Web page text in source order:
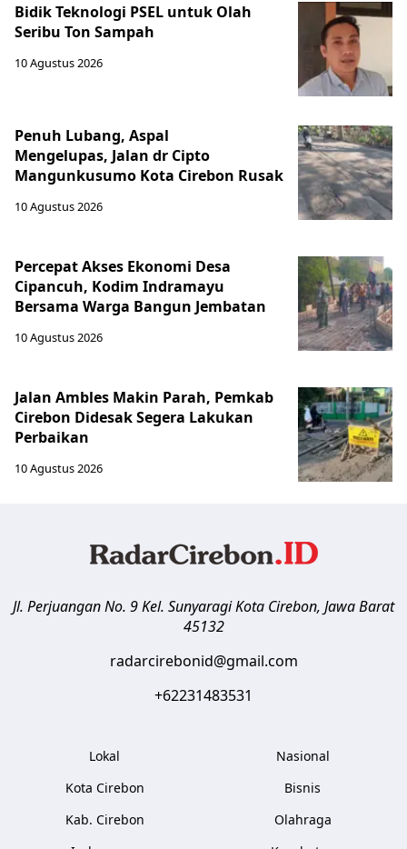
Bidik Teknologi PSEL untuk Olah
Seribu Ton Sampah
10 Agustus 2026
Penuh Lubang, Aspal
Mengelupas, Jalan dr Cipto
Mangunkusumo Kota Cirebon Rusak
10 Agustus 2026
Percepat Akses Ekonomi Desa
Cipancuh, Kodim Indramayu
Bersama Warga Bangun Jembatan
10 Agustus 2026
Jalan Ambles Makin Parah, Pemkab
Cirebon Didesak Segera Lakukan
Perbaikan
10 Agustus 2026
Jl. Perjuangan No. 9 Kel. SunyaragiKota Cirebon, Jawa Barat
45132
radarcirebonid@gmail.com
+62231483531
Lokal
Kota Cirebon
Kab. Cirebon
Nasional
Bisnis
Olahraga